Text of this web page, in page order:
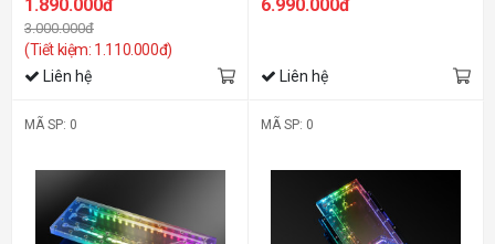
1.890.000đ
3.000.000đ
(Tiết kiệm: 1.110.000đ)
Liên hệ
(FRONT)-PWM
6.990.000đ
Liên hệ
MÃ SP: 0 MÃ SP: 0